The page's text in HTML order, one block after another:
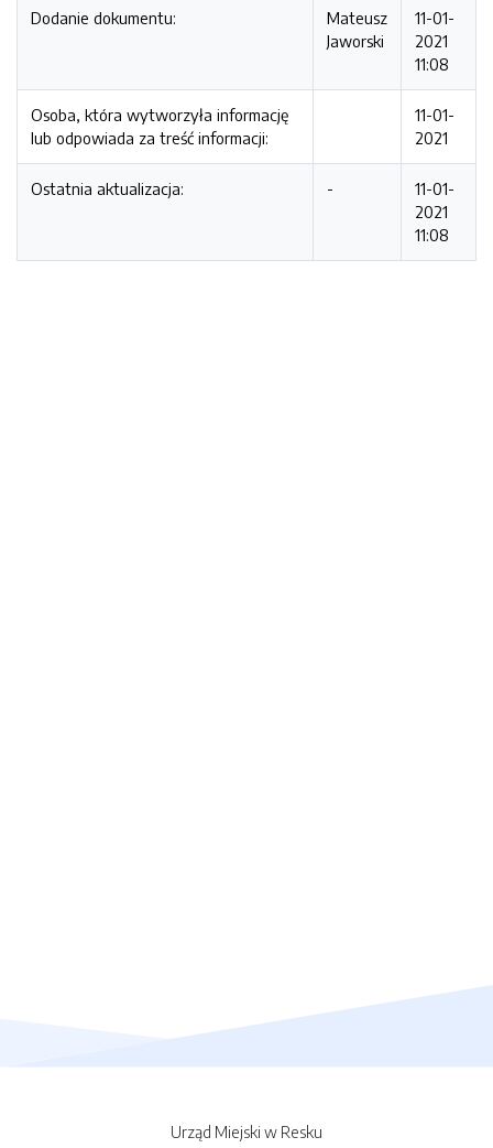
Dodanie dokumentu:
Mateusz
Jaworski
11-01-
2021
11:08
Osoba, która wytworzyła informację
lub odpowiada za treść informacji:
11-01-
2021
Ostatnia aktualizacja: -
11-01-
2021
11:08
Urząd Miejski w Resku